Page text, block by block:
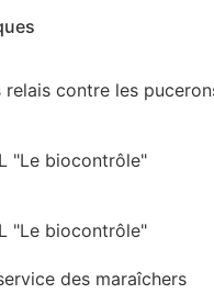
relais contre les
"Le biocontrôle"
"Le biocontrôle"
des maraîchers